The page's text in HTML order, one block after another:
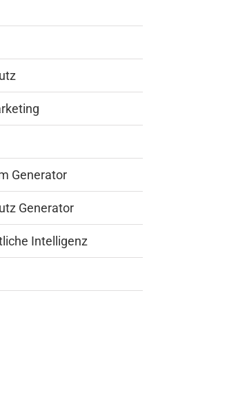
Generator
Generator
Intelligenz